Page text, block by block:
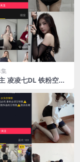
凌凌七DL 铁粉空间